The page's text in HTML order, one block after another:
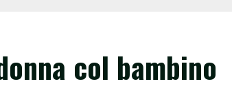
col bambino